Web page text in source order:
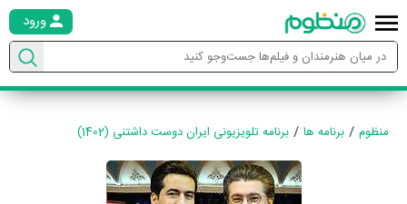
ورود
منظوم برنامه ها برنامه تلویزیونی ایران دوست داشتنی (1402)